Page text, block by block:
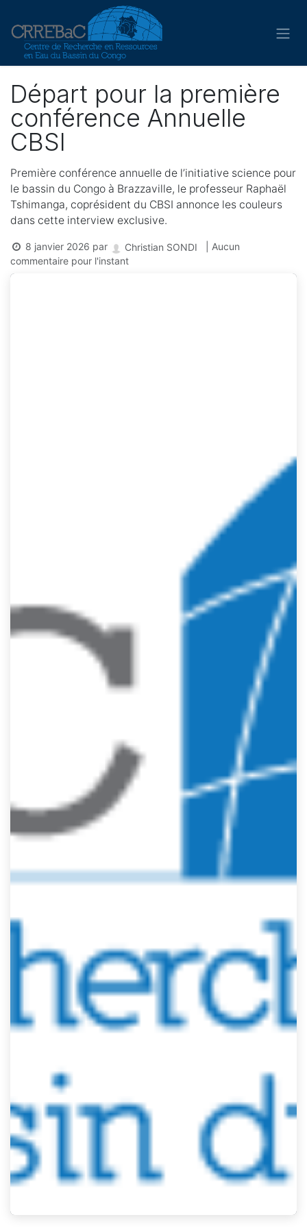
Départ pour la première
conférence Annuelle
CBSI
Première conférence annuelle de l’initiative science pour
le bassin du Congo à Brazzaville, le professeur Raphaël
Tshimanga, coprésident du CBSI annonce les couleurs
dans cette interview exclusive.
8 janvier 2026 par Christian SONDI
| Aucun
commentaire pour l'instant